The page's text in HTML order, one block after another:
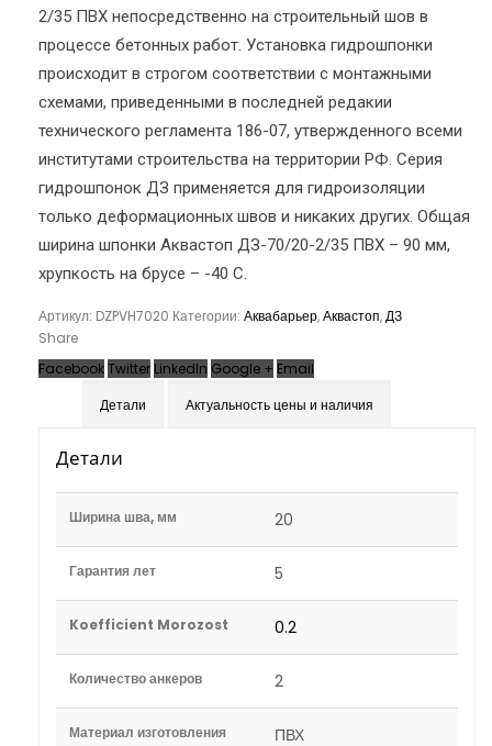
2/35 ПВХ непосредственно на строительный шов в
процессе бетонных работ. Установка гидрошпонки
происходит в строгом соответствии с монтажными
схемами, приведенными в последней редакии
технического регламента 186-07, утвержденного всеми
институтами строительства на территории РФ. Серия
гидрошпонок ДЗ применяется для гидроизоляции
только деформационных швов и никаких других. Общая
ширина шпонки Аквастоп ДЗ-70/20-2/35 ПВХ – 90 мм,
хрупкость на брусе – -40 С.
Артикул: DZPVH7020 Категории: Аквабарьер,Аквастоп,ДЗ
Share
FacebookTwitter LinkedIn Google + Email
Детали
Актуальность цены и наличия
Детали
Ширина шва, мм 20
Гарантия лет 5
Koefficient Morozost 0.2
Количество анкеров 2
Материал изготовления ПВХ